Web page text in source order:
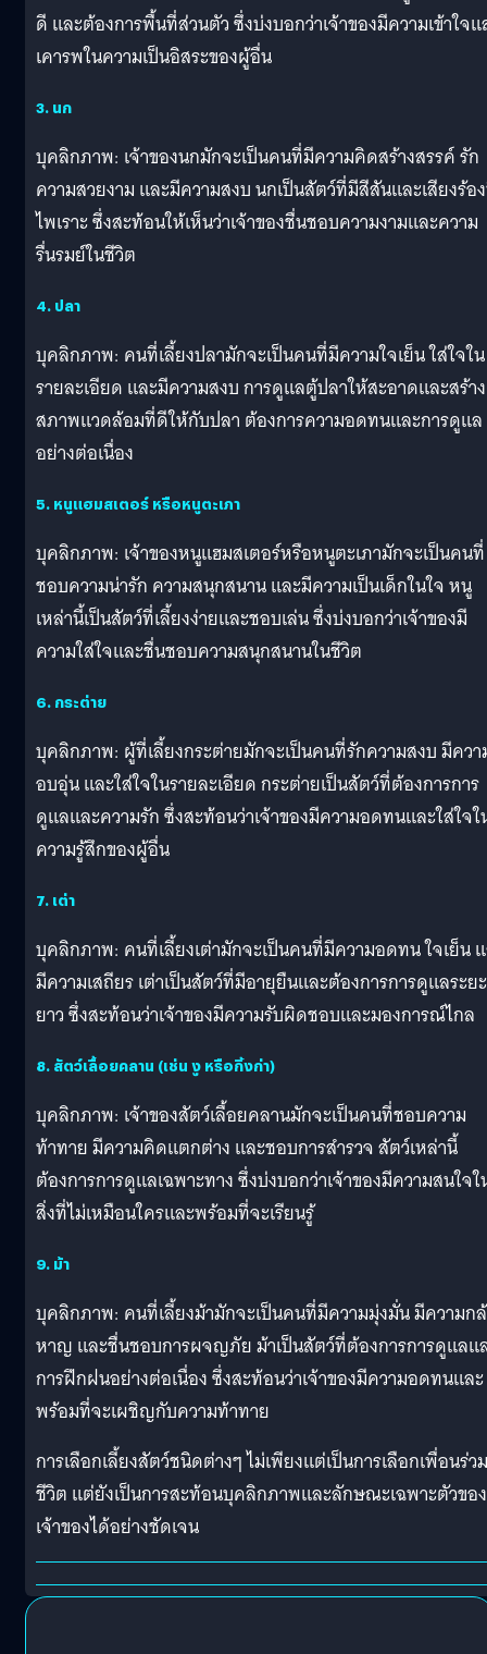
ดี และต้องการพื้นที่ส่วนตัว ซึ่งบ่งบอกว่าเจ้าของมีความเข้าใจ
เคารพในความเป็นอิสระของผู้อื่น
3. นก
บุคลิกภาพ: เจ้าของนกมักจะเป็นคนที่มีความคิดสร้างสรรค์ รัก
ความสวยงาม และมีความสงบ นกเป็นสัตว์ที่มีสีสันและเสียงร้อ
ไพเราะ ซึ่งสะท้อนให้เห็นว่าเจ้าของชื่นชอบความงามและความ
รื่นรมย์ในชีวิต
4. ปลา
บุคลิกภาพ: คนที่เลี้ยงปลามักจะเป็นคนที่มีความใจเย็น ใส่ใจใน
รายละเอียด และมีความสงบ การดูแลตู้ปลาให้สะอาดและสร้าง
สภาพแวดล้อมที่ดีให้กับปลา ต้องการความอดทนและการดูแล
อย่างต่อเนื่อง
5. หนูแฮมสเตอร์ หรือหนูตะเภา
บุคลิกภาพ: เจ้าของหนูแฮมสเตอร์หรือหนูตะเภามักจะเป็นคนที่
ชอบความน่ารัก ความสนุกสนาน และมีความเป็นเด็กในใจ หนู
เหล่านี้เป็นสัตว์ที่เลี้ยงง่ายและชอบเล่น ซึ่งบ่งบอกว่าเจ้าของมี
ความใส่ใจและชื่นชอบความสนุกสนานในชีวิต
6. กระต่าย
บุคลิกภาพ: ผู้ที่เลี้ยงกระต่ายมักจะเป็นคนที่รักความสงบ มีคว
อบอุ่น และใส่ใจในรายละเอียด กระต่ายเป็นสัตว์ที่ต้องการการ
ดูแลและความรัก ซึ่งสะท้อนว่าเจ้าของมีความอดทนและใส่ใจใ
ความรู้สึกของผู้อื่น
7. เต่า
บุคลิกภาพ: คนที่เลี้ยงเต่ามักจะเป็นคนที่มีความอดทน ใจเย็น
มีความเสถียร เต่าเป็นสัตว์ที่มีอายุยืนและต้องการการดูแลระยะ
ยาว ซึ่งสะท้อนว่าเจ้าของมีความรับผิดชอบและมองการณ์ไกล
8. สัตว์เลื้อยคลาน (เช่น งู หรือกิ้งก่า)
บุคลิกภาพ: เจ้าของสัตว์เลื้อยคลานมักจะเป็นคนที่ชอบความ
ท้าทาย มีความคิดแตกต่าง และชอบการสำรวจ สัตว์เหล่านี้
ต้องการการดูแลเฉพาะทาง ซึ่งบ่งบอกว่าเจ้าของมีความสนใจ
สิ่งที่ไม่เหมือนใครและพร้อมที่จะเรียนรู้
9. ม้า
บุคลิกภาพ: คนที่เลี้ยงม้ามักจะเป็นคนที่มีความมุ่งมั่น มีความก
หาญ และชื่นชอบการผจญภัย ม้าเป็นสัตว์ที่ต้องการการดูแลแ
การฝึกฝนอย่างต่อเนื่อง ซึ่งสะท้อนว่าเจ้าของมีความอดทนและ
พร้อมที่จะเผชิญกับความท้าทาย
การเลือกเลี้ยงสัตว์ชนิดต่างๆ ไม่เพียงแต่เป็นการเลือกเพื่อนร่วม
ชีวิต แต่ยังเป็นการสะท้อนบุคลิกภาพและลักษณะเฉพาะตัวของ
เจ้าของได้อย่างชัดเจน